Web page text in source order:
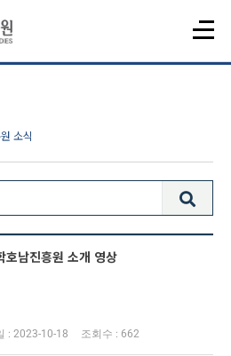
소식
남진흥원 소개 영상
2023-10-18 662